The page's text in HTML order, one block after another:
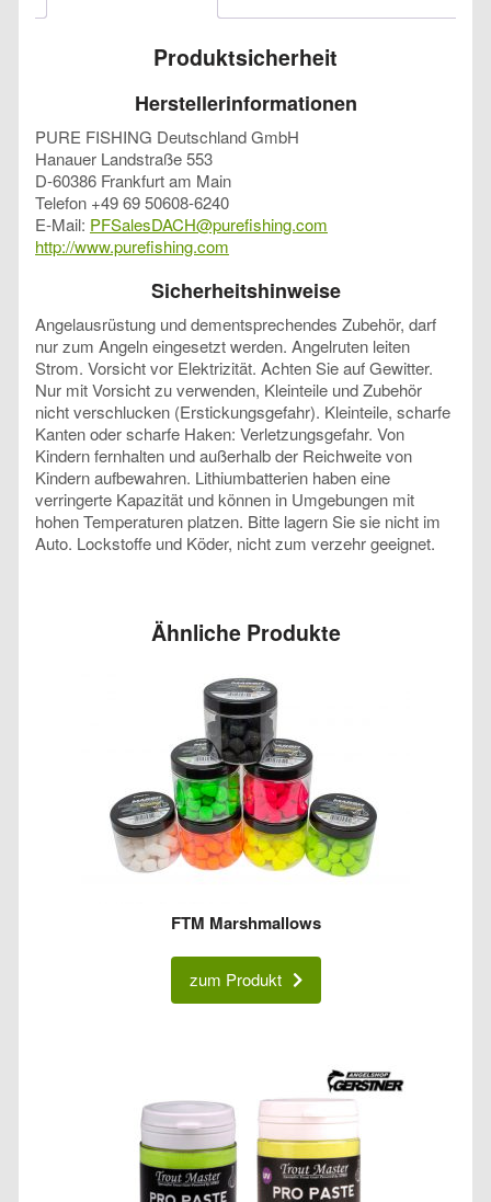
Produktsicherheit
Herstellerinformationen
PURE FISHING Deutschland GmbH
Hanauer Landstraße 553
D-60386 Frankfurt am Main
Telefon +49 69 50608-6240
E-Mail: PFSalesDACH@purefishing.com
http://www.purefishing.com
Sicherheitshinweise
Angelausrüstung und dementsprechendes Zubehör, darf
nur zum Angeln eingesetzt werden. Angelruten leiten
Strom. Vorsicht vor Elektrizität. Achten Sie auf Gewitter.
Nur mit Vorsicht zu verwenden, Kleinteile und Zubehör
nicht verschlucken (Erstickungsgefahr). Kleinteile, scharfe
Kanten oder scharfe Haken: Verletzungsgefahr. Von
Kindern fernhalten und außerhalb der Reichweite von
Kindern aufbewahren. Lithiumbatterien haben eine
verringerte Kapazität und können in Umgebungen mit
hohen Temperaturen platzen. Bitte lagern Sie sie nicht im
Auto. Lockstoffe und Köder, nicht zum verzehr geeignet.
Ähnliche Produkte
FTM Marshmallows
zum Produkt